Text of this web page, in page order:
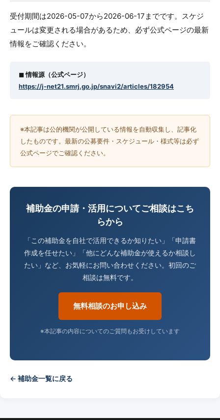
受付期間は2026-05-07から2026-06-17までです。スケジ
ュールは変更される場合があるため、必ず公式ページの最新
情報をご確認ください。
◼︎ 情報源（公式ページ）
https://j-net21.smrj.go.jp/snavi2/articles/182954
※本記事は公的機関が公開している情報を自動収集し、記事化
したものです。最新の公募要件・スケジュール・様式等は必ず
公式ページでご確認ください。
補助金の申請・活用についてご相談はこち
らから
「この補助金を自社で活用できるか知りたい」「申請書
作成を任せたい」「他にどんな補助金が使えるか相談し
たい」など、お気軽にお問い合わせください。初回のご
相談は無料です。
無料相談のお申し込み
※本記事の内容についてのご質問もお受けしています
← 補助金一覧に戻る